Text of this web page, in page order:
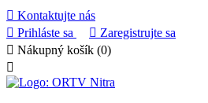
 Kontaktujte nás
 Prihláste sa  Zaregistrujte sa
 Nákupný košík (0)
